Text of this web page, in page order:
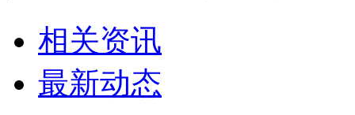
相关资讯
最新动态